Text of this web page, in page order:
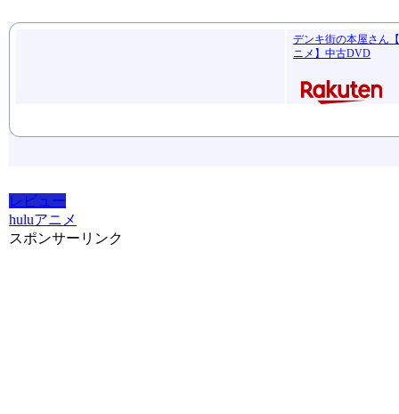
デンキ街の本屋さん
ニメ】中古DVD
レビュー
huluアニメ
スポンサーリンク